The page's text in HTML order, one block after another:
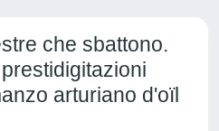
che sbattono.
arturiano d'oïl